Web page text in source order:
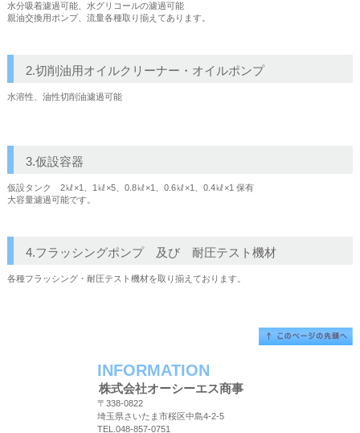
水分吸着濾過可能、水グリコールの濾過可能
親油交換用ポンプ、流量各種取り揃えてあります。
2.切削油用オイルクリーナー・オイルポンプ
水溶性、油性切削油濾過可能
3.仮設容器
仮設タンク 2㎘×1、1㎘×5、0.8㎘×1、0.6㎘×1、0.4㎘×1 保有
大容量濾過可能です。
4.フラッシングポンプ 及び 耐圧テスト機材
各種フラッシング・耐圧テスト機材を取り揃えております。
INFORMATION
株式会社オーシーエス商事
〒338-0822
埼玉県さいたま市桜区中島4-2-5
TEL.048-857-0751